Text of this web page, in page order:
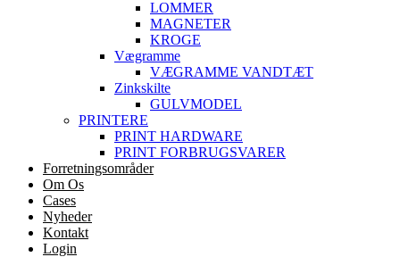
LOMMER
MAGNETER
KROGE
Vægramme
VÆGRAMME VANDTÆT
Zinkskilte
GULVMODEL
PRINTERE
PRINT HARDWARE
PRINT FORBRUGSVARER
Forretningsområder
Om Os
Cases
Nyheder
Kontakt
Login